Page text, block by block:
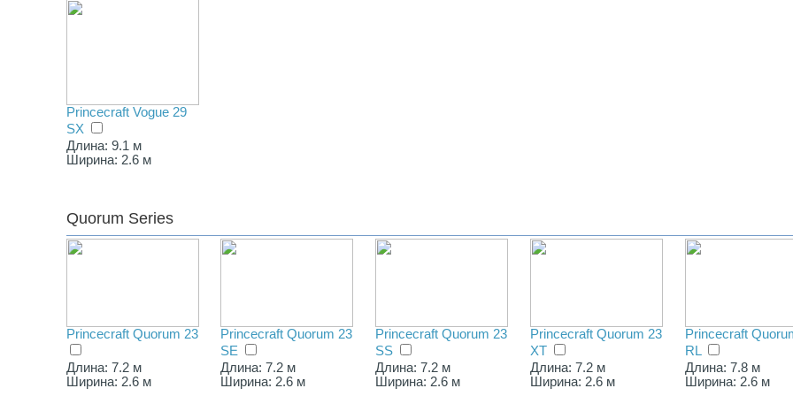
Princecraft Vogue 29
SX
Длина: 9.1 м
Ширина: 2.6 м
Quorum Series
Princecraft Quorum 23
Длина: 7.2 м
Ширина: 2.6 м
Princecraft Quorum 23
SE
Длина: 7.2 м
Ширина: 2.6 м
Princecraft Quorum 23
SS
Длина: 7.2 м
Ширина: 2.6 м
Princecraft Quorum 23
XT
Длина: 7.2 м
Ширина: 2.6 м
Princecraft
RL
Длина: 7.8 м
Ширина: 2.6 м